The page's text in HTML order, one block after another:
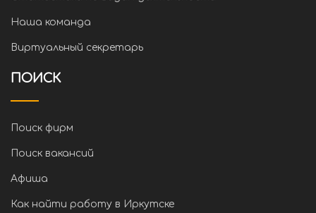
Наша команда
Виртуальный секретарь
ПОИСК
Поиск фирм
Поиск вакансий
Афиша
Как найти работу в Иркутске